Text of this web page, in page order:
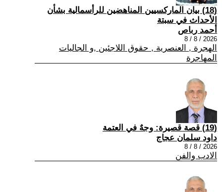
(18) بيان الماركسيين المناهضين للرأسمالية بشأن
الأحداث في سبتة
أحمد رباص
2026 / 8 / 8
الهجرة , العنصرية , حقوق اللاجئين ,و الجاليات
المهاجرة
(19) قصة قصيرة: وجهٌ في العتمة
داود سلمان عجاج
2026 / 8 / 8
الادب والفن